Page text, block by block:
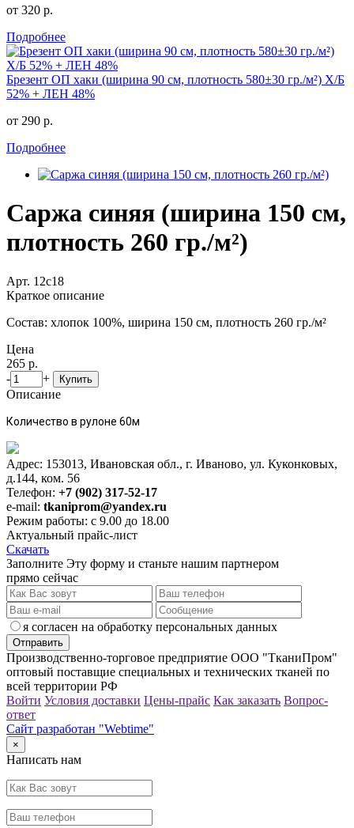
от 320 р.
Подробнее
Брезент ОП хаки (ширина 90 см, плотность 580±30 гр./м²) Х/Б
52% + ЛЕН 48%
от 290 р.
Подробнее
Саржа синяя (ширина 150 см,
плотность 260 гр./м²)
Арт. 12с18
Краткое описание
Состав: хлопок 100%, ширина 150 см, плотность 260 гр./м²
Цена
265 р.
-
+ Купить
Описание
Количество в рулоне 60м
Адрес: 153013, Ивановская обл., г. Иваново, ул. Куконковых,
д.144, ком. 56
Телефон: +7 (902) 317-52-17
e-mail: tkaniprom@yandex.ru
Режим работы: с 9.00 до 18.00
Актуальный прайс-лист
Скачать
Заполните Эту форму и станьте нашим партнером
прямо сейчас
я согласен на обработку персональных данных
Производственно-торговое предприятие ООО "ТканиПром"
оптовый поставщие специальных и технических тканей по
всей территории РФ
Войти Условия доставки Цены-прайс Как заказать Вопрос-
ответ
Сайт разработан "Webtime"
×
Написать нам